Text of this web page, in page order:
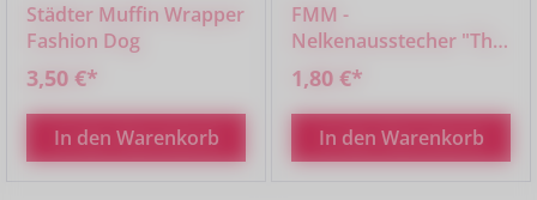
Städter Muffin Wrapper
Fashion Dog
3,50 €*
In den Warenkorb
FMM -
Nelkenausstecher "The
Easiest Carnation Ever"
2er Set
1,80 €*
In den Warenkorb